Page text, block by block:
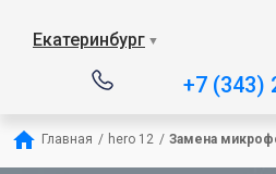
Екатеринбург ▼
+7 (343)
Главная / hero 12 / Замена